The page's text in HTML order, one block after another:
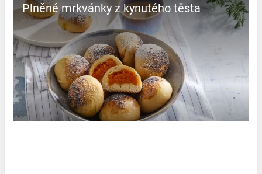
Plněné mrkvánky z kynutého těsta